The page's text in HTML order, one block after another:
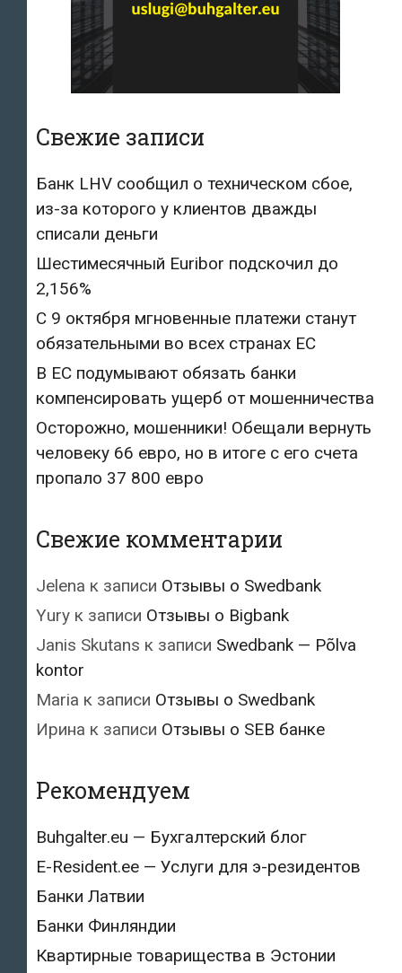
Свежие записи
Банк LHV сообщил о техническом сбое,
из-за которого у клиентов дважды
списали деньги
Шестимесячный Euribor подскочил до
2,156%
С 9 октября мгновенные платежи станут
обязательными во всех странах ЕС
В ЕС подумывают обязать банки
компенсировать ущерб от мошенничества
Осторожно, мошенники! Обещали вернуть
человеку 66 евро, но в итоге с его счета
пропало 37 800 евро
Свежие комментарии
Jelena к записи Отзывы о Swedbank
Yury к записи Отзывы о Bigbank
Janis Skutans к записи Swedbank — Põlva
kontor
Maria к записи Отзывы о Swedbank
Ирина к записи Отзывы о SEB банке
Рекомендуем
Buhgalter.eu — Бухгалтерский блог
E-Resident.ee — Услуги для э-резидентов
Банки Латвии
Банки Финляндии
Квартирные товарищества в Эстонии